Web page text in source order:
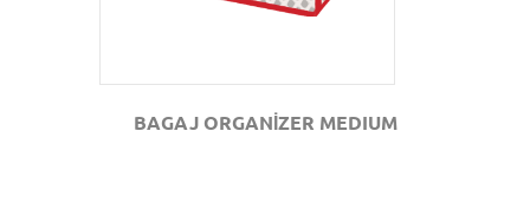
BAGAJ ORGANİZER MEDIUM